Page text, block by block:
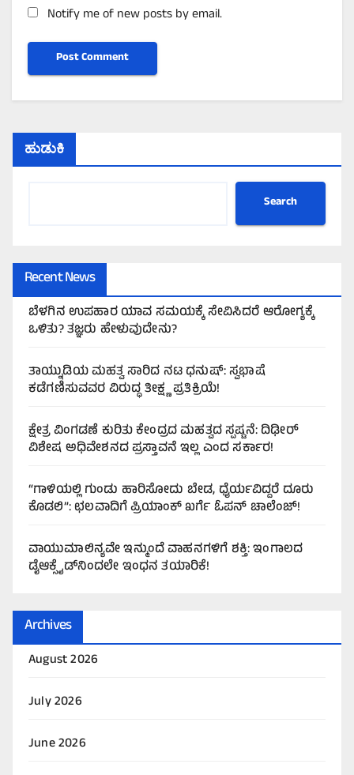
Notify me of new posts by email.
ಹುಡುಕಿ
Search
Recent News
ಬೆಳಗಿನ ಉಪಹಾರ ಯಾವ ಸಮಯಕ್ಕೆ ಸೇವಿಸಿದರೆ ಆರೋಗ್ಯಕ್ಕೆ
ಒಳಿತು? ತಜ್ಞರು ಹೇಳುವುದೇನು?
ತಾಯ್ನುಡಿಯ ಮಹತ್ವ ಸಾರಿದ ನಟ ಧನುಷ್: ಸ್ವಭಾಷೆ
ಕಡೆಗಣಿಸುವವರ ವಿರುದ್ಧ ತೀಕ್ಷ್ಣ ಪ್ರತಿಕ್ರಿಯೆ!
ಕ್ಷೇತ್ರ ವಿಂಗಡಣೆ ಕುರಿತು ಕೇಂದ್ರದ ಮಹತ್ವದ ಸ್ಪಷ್ಟನೆ: ದಿಢೀರ್
ವಿಶೇಷ ಅಧಿವೇಶನದ ಪ್ರಸ್ತಾವನೆ ಇಲ್ಲ ಎಂದ ಸರ್ಕಾರ!
“ಗಾಳಿಯಲ್ಲಿ ಗುಂಡು ಹಾರಿಸೋದು ಬೇಡ, ಧೈರ್ಯವಿದ್ದರೆ ದೂರು
ಕೊಡಲಿ”: ಛಲವಾದಿಗೆ ಪ್ರಿಯಾಂಕ್ ಖರ್ಗೆ ಓಪನ್ ಚಾಲೆಂಜ್!
ವಾಯುಮಾಲಿನ್ಯವೇ ಇನ್ಮುಂದೆ ವಾಹನಗಳಿಗೆ ಶಕ್ತಿ: ಇಂಗಾಲದ
ಡೈಆಕ್ಸೈಡ್‌ನಿಂದಲೇ ಇಂಧನ ತಯಾರಿಕೆ!
Archives
August 2026
July 2026
June 2026